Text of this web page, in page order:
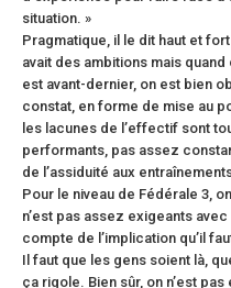
situation. »
Pragmatique, il le dit haut et fort
avait des ambitions mais quand
est avant-dernier, on est bien
constat, en forme de mise au
les lacunes de l’effectif sont
performants, pas assez
de l’assiduité aux
Pour le niveau de Fédérale 3, on
n’est pas assez exigeants
compte de l’implication qu’il
Il faut que les gens soient là,
ça rigole. Bien sûr, on n’est